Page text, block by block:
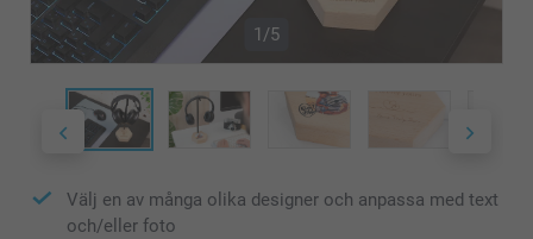
1/5
Välj en av många olika designer och anpassa med text
och/eller foto